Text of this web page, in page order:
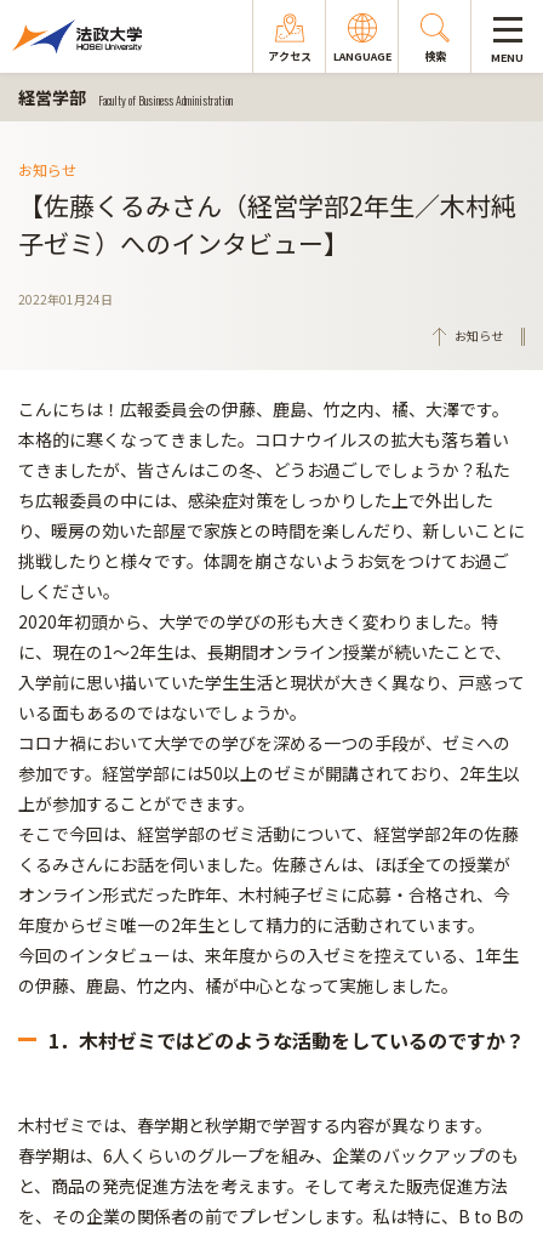
アクセス LANGUAGE 検索 MENU
経営学部 Faculty of Business Administration
お知らせ
【佐藤くるみさん（経営学部2年生／木村純
子ゼミ）へのインタビュー】
2022年01月24日
お知らせ
こんにちは！広報委員会の伊藤、鹿島、竹之内、橘、大澤です。
本格的に寒くなってきました。コロナウイルスの拡大も落ち着い
てきましたが、皆さんはこの冬、どうお過ごしでしょうか？私た
ち広報委員の中には、感染症対策をしっかりした上で外出した
り、暖房の効いた部屋で家族との時間を楽しんだり、新しいことに
挑戦したりと様々です。体調を崩さないようお気をつけてお過ご
しください。
2020年初頭から、大学での学びの形も大きく変わりました。特
に、現在の1～2年生は、長期間オンライン授業が続いたことで、
入学前に思い描いていた学生生活と現状が大きく異なり、戸惑って
いる面もあるのではないでしょうか。
コロナ禍において大学での学びを深める一つの手段が、ゼミへの
参加です。経営学部には50以上のゼミが開講されており、2年生以
上が参加することができます。
そこで今回は、経営学部のゼミ活動について、経営学部2年の佐藤
くるみさんにお話を伺いました。佐藤さんは、ほぼ全ての授業が
オンライン形式だった昨年、木村純子ゼミに応募・合格され、今
年度からゼミ唯一の2年生として精力的に活動されています。
今回のインタビューは、来年度からの入ゼミを控えている、1年生
の伊藤、鹿島、竹之内、橘が中心となって実施しました。
1．木村ゼミではどのような活動をしているのですか？
木村ゼミでは、春学期と秋学期で学習する内容が異なります。
春学期は、6人くらいのグループを組み、企業のバックアップのも
と、商品の発売促進方法を考えます。そして考えた販売促進方法
を、その企業の関係者の前でプレゼンします。私は特に、B to Bの